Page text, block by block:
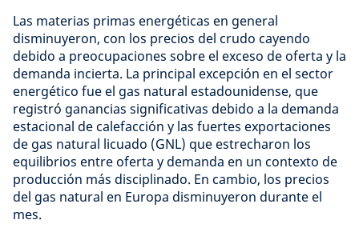
Las materias primas energéticas en general
disminuyeron, con los precios del crudo cayendo
debido a preocupaciones sobre el exceso de oferta y la
demanda incierta. La principal excepción en el sector
energético fue el gas natural estadounidense, que
registró ganancias significativas debido a la demanda
estacional de calefacción y las fuertes exportaciones
de gas natural licuado (GNL) que estrecharon los
equilibrios entre oferta y demanda en un contexto de
producción más disciplinado. En cambio, los precios
del gas natural en Europa disminuyeron durante el
mes.